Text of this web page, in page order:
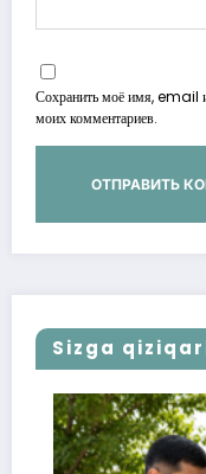
Сохранить моё имя, email и
моих комментариев.
Sizga